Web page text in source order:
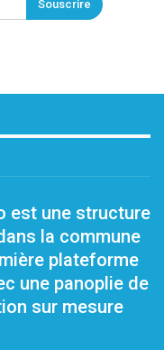
Souscrire
est une structure
la commune
plateforme
une panoplie de
sur mesure